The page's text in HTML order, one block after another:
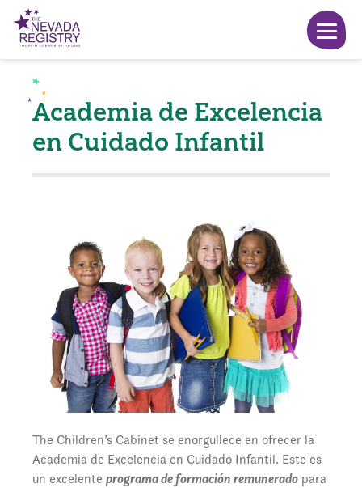
Academia de Excelencia
en Cuidado Infantil
The Children’s Cabinet se enorgullece en ofrecer la
Academia de Excelencia en Cuidado Infantil. Este es
un excelente programa de formación remunerado para